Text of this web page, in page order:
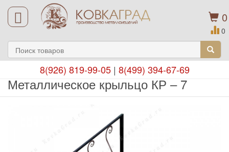
0
0
8(926) 819-99-05| 8(499) 394-67-69
Металлическое крыльцо КР – 7